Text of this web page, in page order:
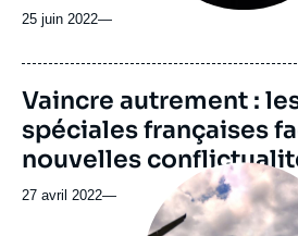
25 juin 2022—
Vaincre autrement :
spéciales françaises
nouvelles
27 avril 2022—
Image
principale
médiatique